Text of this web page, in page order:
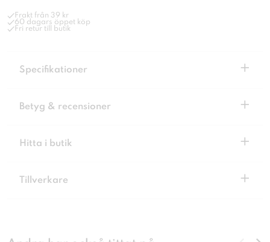
Frakt från 39 kr
60 dagars öppet köp
Fri retur till butik
Specifikationer +
Betyg & recensioner +
Hitta i butik +
Tillverkare +